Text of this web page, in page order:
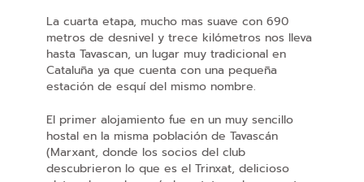
La cuarta etapa, mucho mas suave con 690
metros de desnivel y trece kilómetros nos lleva
hasta Tavascan, un lugar muy tradicional en
Cataluña ya que cuenta con una pequeña
estación de esquí del mismo nombre.
El primer alojamiento fue en un muy sencillo
hostal en la misma población de Tavascán
(Marxant, donde los socios del club
descubrieron lo que es el Trinxat, delicioso